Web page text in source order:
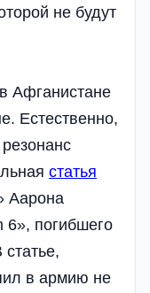
не будут
Афганистане
Естественно,
статья
Аарона
6», погибшего
в армию не